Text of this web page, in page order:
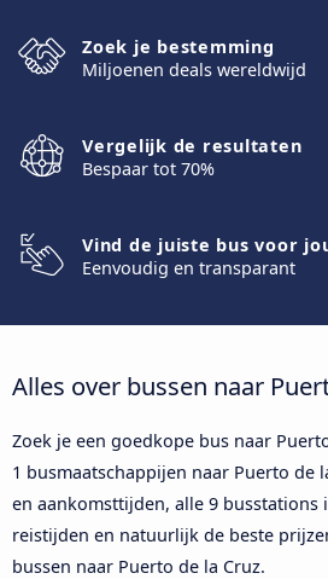
Zoek je bestemming
Miljoenen deals wereldwijd
Vergelijk de resultaten
Bespaar tot 70%
Vind de juiste bus voor
Eenvoudig en transparant
Alles over bussen naar
Zoek je een goedkope bus naar
1 busmaatschappijen naar Puerto de
en aankomsttijden, alle 9 busstations
reistijden en natuurlijk de beste
bussen naar Puerto de la Cruz.